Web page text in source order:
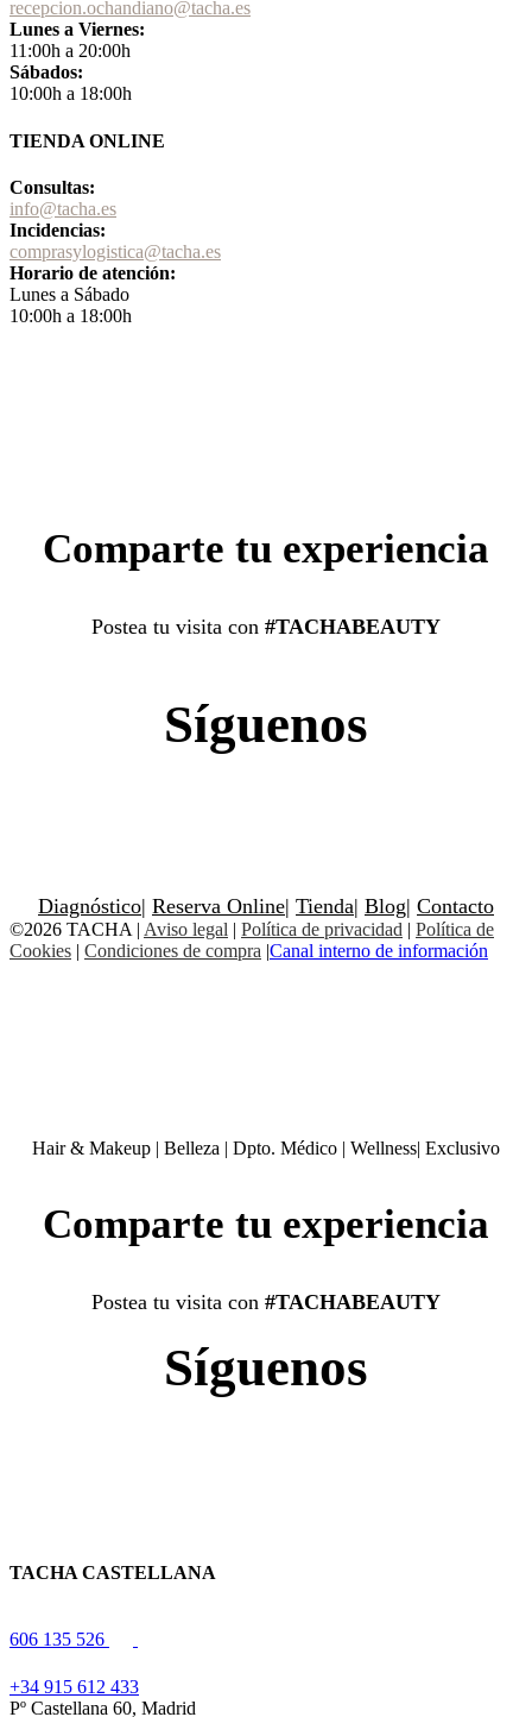
recepcion.ochandiano@tacha.es
Lunes a Viernes:
11:00h a 20:00h
Sábados:
10:00h a 18:00h
TIENDA ONLINE
Consultas:
info@tacha.es
Incidencias:
comprasylogistica@tacha.es
Horario de atención:
Lunes a Sábado
10:00h a 18:00h
Comparte tu experiencia
Postea tu visita con #TACHABEAUTY
Síguenos
Diagnóstico| Reserva Online| Tienda| Blog| Contacto
©2026 TACHA | Aviso legal | Política de privacidad | Política de
Cookies | Condiciones de compra |Canal interno de información
Hair & Makeup | Belleza | Dpto. Médico | Wellness| Exclusivo
Comparte tu experiencia
Postea tu visita con #TACHABEAUTY
Síguenos
TACHA CASTELLANA
606 135 526
+34 915 612 433
Pº Castellana 60, Madrid